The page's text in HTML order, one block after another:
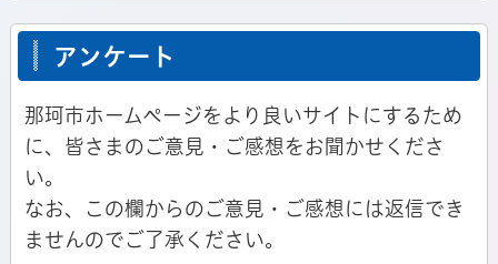
アンケート
那珂市ホームページをより良いサイトにするため
に、皆さまのご意見・ご感想をお聞かせくださ
い。
なお、この欄からのご意見・ご感想には返信でき
ませんのでご了承ください。